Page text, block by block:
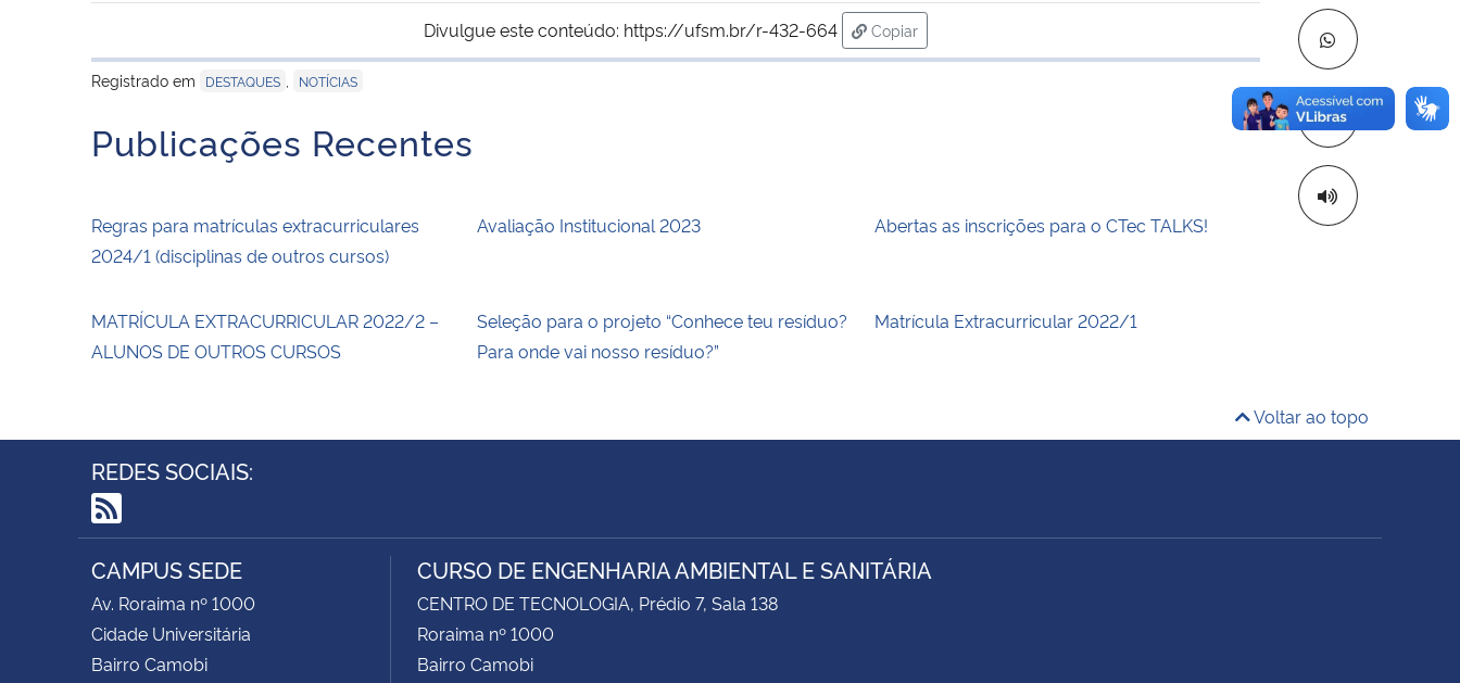
Copiar para
Divulgue este conteúdo: https://ufsm.br/r-432-664
Copiar
para área de transferência
Registrado em
DESTAQUES NOTÍCIAS
Publicações Recentes
Regras para matrículas extracurriculares
2024/1 (disciplinas de outros cursos)
Avaliação Institucional 2023 Abertas as inscrições para o CTec TALKS!
MATRÍCULA EXTRACURRICULAR 2022/2 –
ALUNOS DE OUTROS CURSOS
Seleção para o projeto “Conhece teu resíduo?
Para onde vai nosso resíduo?”
Matrícula Extracurricular 2022/1
Voltar ao topo
REDES SOCIAIS:
RSS
CAMPUS SEDE
Av. Roraima nº 1000
Cidade Universitária
Bairro Camobi
CURSO DE ENGENHARIA AMBIENTAL E SANITÁRIA
CENTRO DE TECNOLOGIA, Prédio 7, Sala 138
Roraima nº 1000
Bairro Camobi